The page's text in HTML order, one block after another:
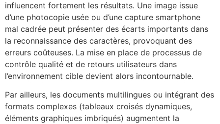
influencent fortement les résultats. Une image issue
d’une photocopie usée ou d’une capture smartphone
mal cadrée peut présenter des écarts importants dans
la reconnaissance des caractères, provoquant des
erreurs coûteuses. La mise en place de processus de
contrôle qualité et de retours utilisateurs dans
l’environnement cible devient alors incontournable.
Par ailleurs, les documents multilingues ou intégrant des
formats complexes (tableaux croisés dynamiques,
éléments graphiques imbriqués) augmentent la